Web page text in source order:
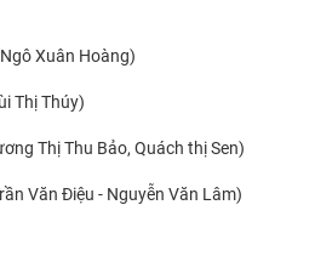
Xuân Hoàng)
Thị Thúy)
Thị Thu Bảo, Quách thị Sen)
Văn Điệu - Nguyễn Văn Lâm)